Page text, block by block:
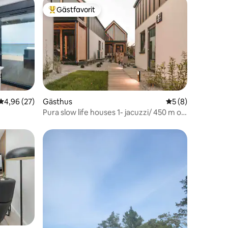
av 5 i genomsnittligt betyg, 27 omdömen
4,96 (27)
Populär gästfavorit
Gästfavorit
Gästhus 5 av 5 i
5 (8)
Pura slow life houses 1- jacuzzi/ 450 m od